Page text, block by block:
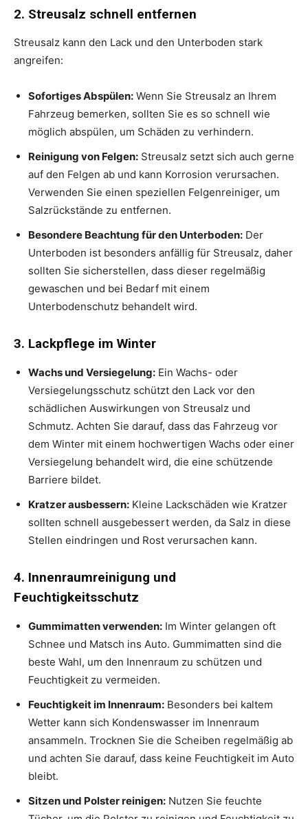
2. Streusalz schnell entfernen
Streusalz kann den Lack und den Unterboden stark
angreifen:
Sofortiges Abspülen: Wenn Sie Streusalz an Ihrem
Fahrzeug bemerken, sollten Sie es so schnell wie
möglich abspülen, um Schäden zu verhindern.
Reinigung von Felgen: Streusalz setzt sich auch gerne
auf den Felgen ab und kann Korrosion verursachen.
Verwenden Sie einen speziellen Felgenreiniger, um
Salzrückstände zu entfernen.
Besondere Beachtung für den Unterboden: Der
Unterboden ist besonders anfällig für Streusalz, daher
sollten Sie sicherstellen, dass dieser regelmäßig
gewaschen und bei Bedarf mit einem
Unterbodenschutz behandelt wird.
3. Lackpflege im Winter
Wachs und Versiegelung: Ein Wachs- oder
Versiegelungsschutz schützt den Lack vor den
schädlichen Auswirkungen von Streusalz und
Schmutz. Achten Sie darauf, dass das Fahrzeug vor
dem Winter mit einem hochwertigen Wachs oder einer
Versiegelung behandelt wird, die eine schützende
Barriere bildet.
Kratzer ausbessern: Kleine Lackschäden wie Kratzer
sollten schnell ausgebessert werden, da Salz in diese
Stellen eindringen und Rost verursachen kann.
4. Innenraumreinigung und
Feuchtigkeitsschutz
Gummimatten verwenden: Im Winter gelangen oft
Schnee und Matsch ins Auto. Gummimatten sind die
beste Wahl, um den Innenraum zu schützen und
Feuchtigkeit zu vermeiden.
Feuchtigkeit im Innenraum: Besonders bei kaltem
Wetter kann sich Kondenswasser im Innenraum
ansammeln. Trocknen Sie die Scheiben regelmäßig ab
und achten Sie darauf, dass keine Feuchtigkeit im Auto
bleibt.
Sitzen und Polster reinigen: Nutzen Sie feuchte